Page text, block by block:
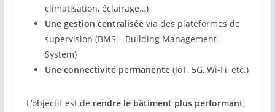
climatisation, éclairage…)
Une gestion centraliséevia des plateformes de
supervision (BMS – Building Management
System)
Une connectivité permanente(IoT, 5G, Wi-Fi, etc.)
L’objectif est de rendre le bâtiment plus performant,